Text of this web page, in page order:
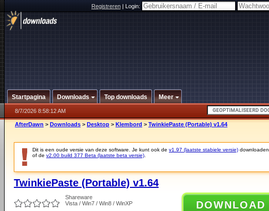
Registreren|Login:
Startpagina Downloads Top downloads Meer
8/7/2026 8:58:12 AM
AfterDawn > Downloads > Desktop > Klembord > TwinkiePaste (Portable) v1.64
Dit is een oude versie van deze software. Je kunt ook de v1.97 (laatste stabiele versie) downloaden.
of de v2.00 build 377 Beta (laatste beta versie)
TwinkiePaste (Portable) v1.64
Shareware
Vista / Win7 / Win8 / WinXP
DOWNLOAD